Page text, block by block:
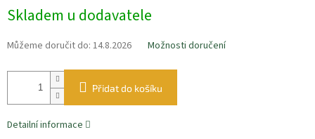
cena:
Skladem u dodavatele
Můžeme doručit do: 14.8.2026 Možnosti doručení
Přidat do košíku
Detailní informace